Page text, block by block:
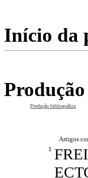
Início da
Produção bibliográfica
Artigos
1